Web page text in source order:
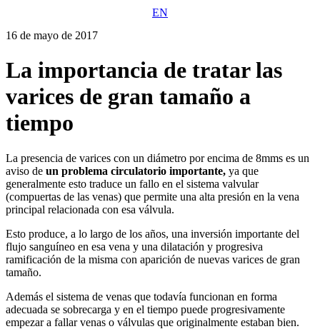
EN
16 de mayo de 2017
La importancia de tratar las
varices de gran tamaño a
tiempo
La presencia de varices con un diámetro por encima de 8mms es un
aviso de un problema circulatorio importante, ya que
generalmente esto traduce un fallo en el sistema valvular
(compuertas de las venas) que permite una alta presión en la vena
principal relacionada con esa válvula.
Esto produce, a lo largo de los años, una inversión importante del
flujo sanguíneo en esa vena y una dilatación y progresiva
ramificación de la misma con aparición de nuevas varices de gran
tamaño.
Además el sistema de venas que todavía funcionan en forma
adecuada se sobrecarga y en el tiempo puede progresivamente
empezar a fallar venas o válvulas que originalmente estaban bien.